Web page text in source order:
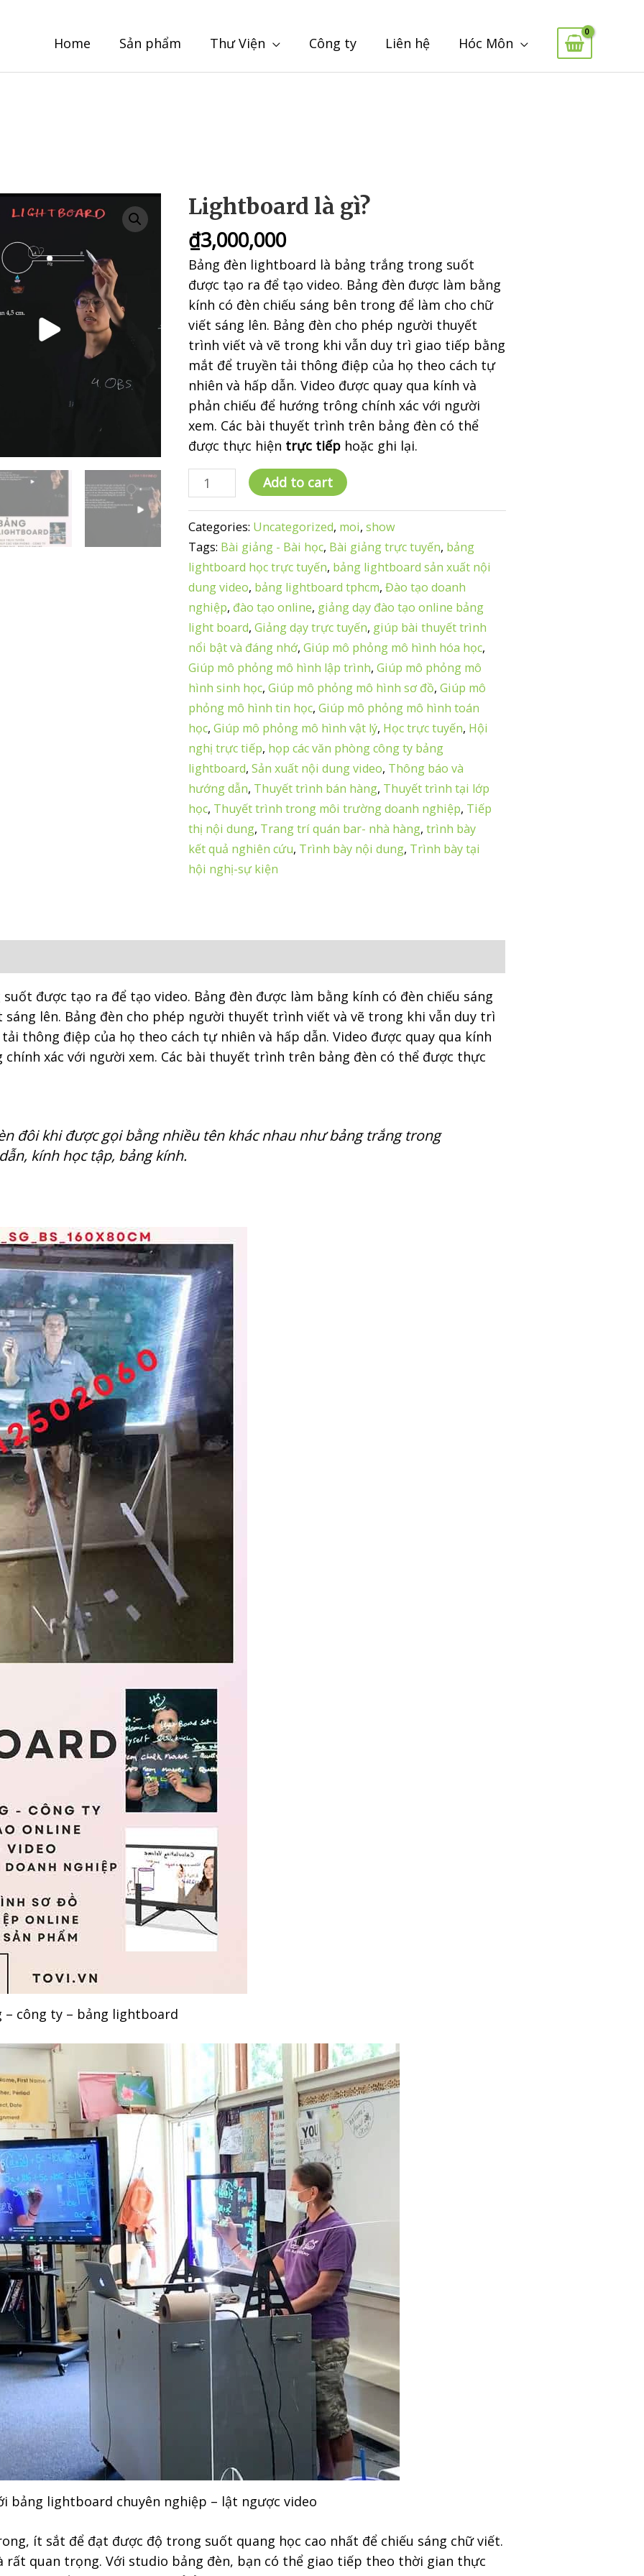
Home Sản phẩm Thư Viện Công ty Liên hệ Hóc Môn
Lightboard là gì?
₫3,000,000
Bảng đèn lightboard là bảng trắng trong suốt
được tạo ra để tạo video. Bảng đèn được làm bằng
kính có đèn chiếu sáng bên trong để làm cho chữ
viết sáng lên. Bảng đèn cho phép người thuyết
trình viết và vẽ trong khi vẫn duy trì giao tiếp bằng
mắt để truyền tải thông điệp của họ theo cách tự
nhiên và hấp dẫn. Video được quay qua kính và
phản chiếu để hướng trông chính xác với người
xem. Các bài thuyết trình trên bảng đèn có thể
được thực hiện trực tiếp hoặc ghi lại.
Lightboard
là
quantity
Add to cart
Categories: Uncategorized, moi,show
Tags: Bài giảng - Bài học, Bài giảng trực tuyến, bảng
lightboard học trực tuyến, bảng lightboard sản xuất nội
dung video, bảng lightboard tphcm,Đào tạo doanh
nghiệp, đào tạo online, giảng dạy đào tạo online bảng
light board,Giảng dạy trực tuyến, giúp bài thuyết trình
nổi bật và đáng nhớ,Giúp mô phỏng mô hình hóa học,
Giúp mô phỏng mô hình lập trình,Giúp mô phỏng mô
hình sinh học,Giúp mô phỏng mô hình sơ đồ,Giúp mô
phỏng mô hình tin học,Giúp mô phỏng mô hình toán
học,Giúp mô phỏng mô hình vật lý, Học trực tuyến, Hội
nghị trực tiếp, họp các văn phòng công ty bảng
lightboard,Sản xuất nội dung video, Thông báo và
hướng dẫn, Thuyết trình bán hàng, Thuyết trình tại lớp
học, Thuyết trình trong môi trường doanh nghiệp, Tiếp
thị nội dung, Trang trí quán bar- nhà hàng,trình bày
kết quả nghiên cứu, Trình bày nội dung, Trình bày tại
hội nghị-sự kiện
được tạo ra để tạo video. Bảng đèn được làm bằng kính có đèn chiếu sáng
lên. Bảng đèn cho phép người thuyết trình viết và vẽ trong khi vẫn duy trì
thông điệp của họ theo cách tự nhiên và hấp dẫn. Video được quay qua kính
xác với người xem. Các bài thuyết trình trên bảng đèn có thể được thực
đôi khi được gọi bằng nhiều tên khác nhau như bảng trắng trong
kính học tập, bảng kính.
– công ty – bảng lightboard
bảng lightboard chuyên nghiệp – lật ngược video
ít sắt để đạt được độ trong suốt quang học cao nhất để chiếu sáng chữ viết.
rất quan trọng. Với studio bảng đèn, bạn có thể giao tiếp theo thời gian thực